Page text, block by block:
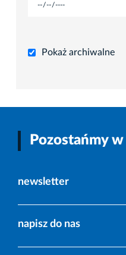
Pokaż archiwalne
Pozostańmy
newsletter
napisz do nas